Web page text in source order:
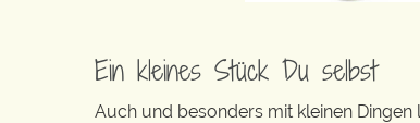
Ein kleines Stück Du selbst
Auch und besonders mit kleinen